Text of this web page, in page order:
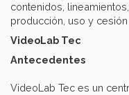
contenidos,
producción, uso y
VideoLab Tec
Antecedentes
VideoLab Tec es un